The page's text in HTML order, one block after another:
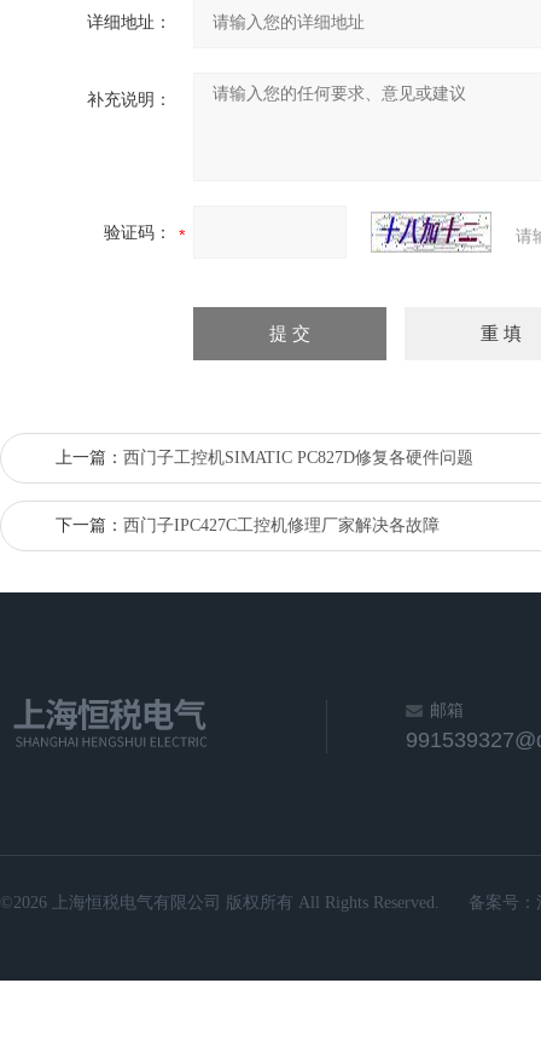
详细地址：
补充说明：
验证码： 请
上一篇： 西门子工控机SIMATIC PC827D修复各硬件问题
下一篇： 西门子IPC427C工控机修理厂家解决各故障
邮箱
©2026 上海恒税电气有限公司 版权所有 All Rights Reserved. 备案号：